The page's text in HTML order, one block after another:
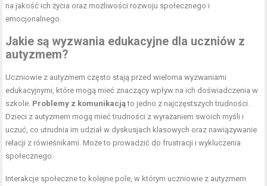
na jakość ich życia oraz możliwości rozwoju społecznego i
emocjonalnego.
Jakie są wyzwania edukacyjne dla uczniów z
autyzmem?
Uczniowie z autyzmem często stają przed wieloma wyzwaniami
edukacyjnymi, które mogą mieć znaczący wpływ na ich doświadczenia w
szkole. Problemy z komunikacjąto jedno z najczęstszych trudności.
Dzieci z autyzmem mogą mieć trudności z wyrażaniem swoich myśli i
uczuć, co utrudnia im udział w dyskusjach klasowych oraz nawiązywanie
relacji z rówieśnikami. Może to prowadzić do frustracji i wykluczenia
społecznego.
Interakcje społeczne to kolejne pole, w którym uczniowie z autyzmem